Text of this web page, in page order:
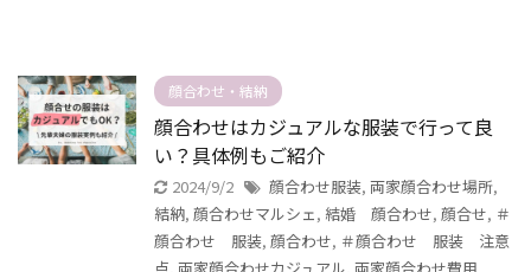
顔合わせ・結納
顔合わせはカジュアルな服装で行って良
い？具体例もご紹介
2024/9/2 顔合わせ服装, 両家顔合わせ場所,
結納, 顔合わせマルシェ, 結婚 顔合わせ, 顔合せ, ＃
顔合わせ 服装, 顔合わせ, ＃顔合わせ 服装 注意